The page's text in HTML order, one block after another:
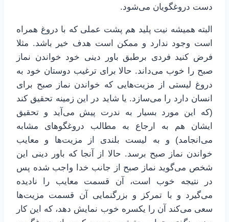
دست دروغگویان می‌شود.
البته همیشه نیت پلید هم پشت عملی که با دروغ همراه
است وجود ندارد و ممکن است هدف خیر باشد. مثلا
فرض کنید فردی برطبق باور دینی خود خواندن نماز
صبح را خوب می‌داند. حالا برای ترغیب دوستان خود به
دروغ لیستی از مزیت‌هایی که خواندن نماز صبح برای
انسان دارد را می‌سازد. یا شاید در این زمینه تحقیق کند
(که این مورد بسیار به ندرت پیش می‌آید و تحقیق
ایشان هم به ارجاع به مطالب دروغگوهای مشابه
می‌انجامد) و به لیست بلندی از مزیت‌ها و معایب
خواندن نماز صبح برسد. حالا از آنجا که باور دینی این
شخص می‌گوید نماز صبح از جانب خدا واجب شده پس
در نتیجه خوب است، آن قسمت معایب را نادیده
می‌گیرد و با تمرکز و بزرگنمایی آن قسمت مزیت‌ها
سعی می‌کند آن را یکسره خوب نمایش دهد، که این کار